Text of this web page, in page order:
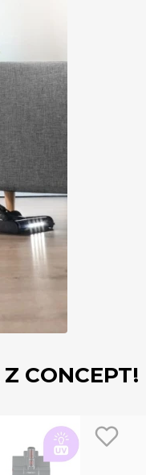
CONCEPT!